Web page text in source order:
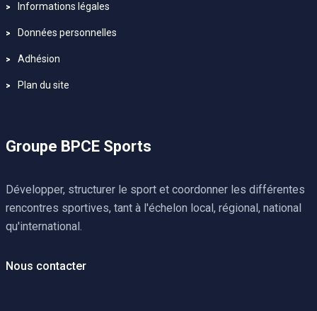
Informations légales
Données personnelles
Adhésion
Plan du site
Groupe BPCE Sports
Développer, structurer le sport et coordonner les différentes
rencontres sportives, tant à l'échelon local, régional, national
qu'international.
Nous contacter